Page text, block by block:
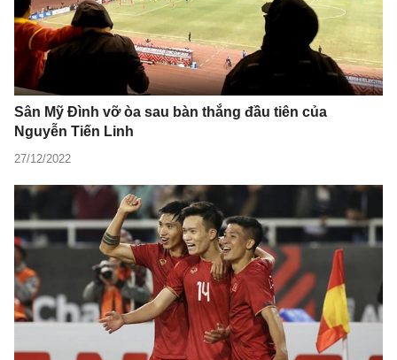
Sân Mỹ Đình vỡ òa sau bàn thắng đầu tiên của
Nguyễn Tiến Linh
27/12/2022